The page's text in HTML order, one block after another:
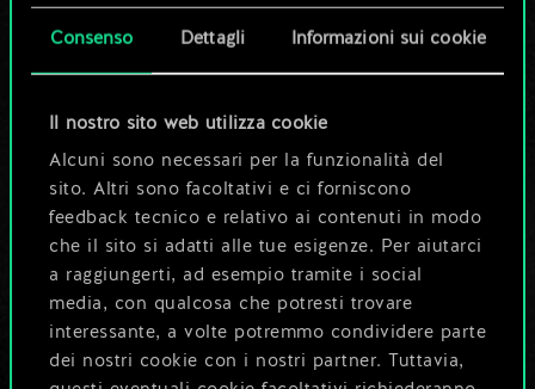
Consenso Dettagli Informazioni sui cookie
Il nostro sito web utilizza cookie
Alcuni sono necessari per la funzionalità del
sito. Altri sono facoltativi e ci forniscono
feedback tecnico e relativo ai contenuti in modo
che il sito si adatti alle tue esigenze. Per aiutarci
a raggiungerti, ad esempio tramite i social
media, con qualcosa che potresti trovare
interessante, a volte potremmo condividere parte
dei nostri cookie con i nostri partner. Tuttavia,
Per ora, è solo un
condiviso.
Ma può diventare
molto altro!
Dai un nome al mazzo e crea una
guida